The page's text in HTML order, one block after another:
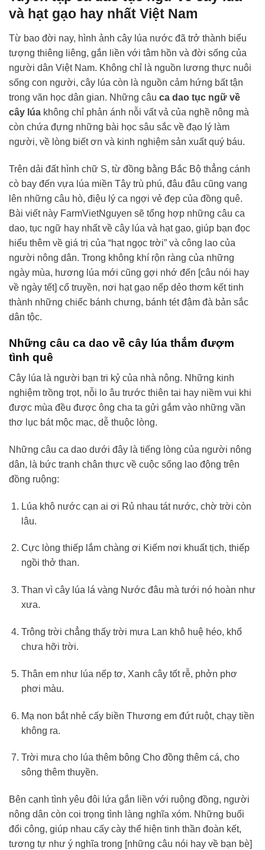
và hạt gạo hay nhất Việt Nam
Từ bao đời nay, hình ảnh cây lúa nước đã trở thành biểu
tượng thiêng liêng, gắn liền với tâm hồn và đời sống của
người dân Việt Nam. Không chỉ là nguồn lương thực nuôi
sống con người, cây lúa còn là nguồn cảm hứng bất tận
trong văn học dân gian. Những câu ca dao tục ngữ về
cây lúa không chỉ phản ánh nỗi vất vả của nghề nông mà
còn chứa đựng những bài học sâu sắc về đạo lý làm
người, về lòng biết ơn và kinh nghiệm sản xuất quý báu.
Trên dải đất hình chữ S, từ đồng bằng Bắc Bộ thẳng cánh
cò bay đến vựa lúa miền Tây trù phú, đâu đâu cũng vang
lên những câu hò, điệu lý ca ngợi vẻ đẹp của đồng quê.
Bài viết này FarmVietNguyen sẽ tổng hợp những câu ca
dao, tục ngữ hay nhất về cây lúa và hạt gạo, giúp bạn đọc
hiểu thêm về giá trị của “hạt ngọc trời” và công lao của
người nông dân. Trong không khí rộn ràng của những
ngày mùa, hương lúa mới cũng gợi nhớ đến [câu nói hay
về ngày tết] cổ truyền, nơi hạt gạo nếp dẻo thơm kết tinh
thành những chiếc bánh chưng, bánh tét đậm đà bản sắc
dân tộc.
Những câu ca dao về cây lúa thắm đượm
tình quê
Cây lúa là người bạn tri kỷ của nhà nông. Những kinh
nghiệm trồng trọt, nỗi lo âu trước thiên tai hay niềm vui khi
được mùa đều được ông cha ta gửi gắm vào những vần
thơ lục bát mộc mạc, dễ thuộc lòng.
Những câu ca dao dưới đây là tiếng lòng của người nông
dân, là bức tranh chân thực về cuộc sống lao động trên
đồng ruộng:
Lúa khô nước cạn ai ơi Rủ nhau tát nước, chờ trời còn
lâu.
Cực lòng thiếp lắm chàng ơi Kiếm nơi khuất tịch, thiếp
ngồi thở than.
Than vì cây lúa lá vàng Nước đâu mà tưới nó hoàn như
xưa.
Trông trời chẳng thấy trời mưa Lan khô huệ héo, khổ
chưa hỡi trời.
Thân em như lúa nếp tơ, Xanh cây tốt rễ, phởn phơ
phơi màu.
Mạ non bắt nhẻ cấy biền Thương em đứt ruột, chạy tiền
không ra.
Trời mưa cho lúa thêm bông Cho đồng thêm cá, cho
sông thêm thuyền.
Bên cạnh tình yêu đôi lứa gắn liền với ruộng đồng, người
nông dân còn coi trọng tình làng nghĩa xóm. Những buổi
đổi công, giúp nhau cấy cày thể hiện tinh thần đoàn kết,
tương tự như ý nghĩa trong [những câu nói hay về bạn bè]